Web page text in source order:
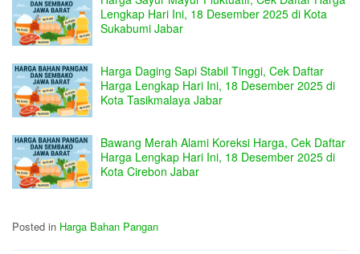
Lengkap Hari Ini, 18 Desember 2025 di Kota
Sukabumi Jabar
Harga Daging Sapi Stabil Tinggi, Cek Daftar
Harga Lengkap Hari Ini, 18 Desember 2025 di
Kota Tasikmalaya Jabar
Bawang Merah Alami Koreksi Harga, Cek Daftar
Harga Lengkap Hari Ini, 18 Desember 2025 di
Kota Cirebon Jabar
Posted in Harga Bahan Pangan